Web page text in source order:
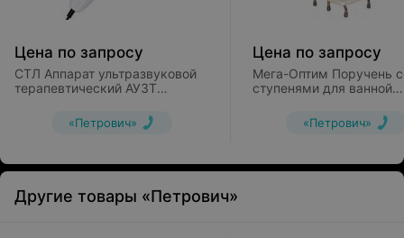
Цена по запросу
СТЛ Аппарат ультразвуковой
терапевтический АУЗТ
«Петрович»
Цена по запросу
Мега-Оптим Поручень
ступенями для ванной
«Петрович»
Другие товары «Петрович»